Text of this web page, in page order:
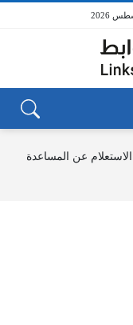
عن المساعدة